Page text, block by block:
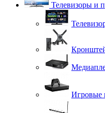
Телевизоры и
Игровые